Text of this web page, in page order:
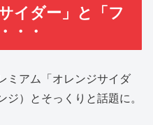
イダー」と「フ
・・
ミアム「オレンジサイダ
）とそっくりと話題に。